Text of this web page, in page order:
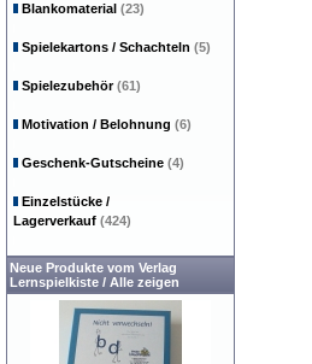
Blankomaterial (23)
Spielekartons / Schachteln (5)
Spielezubehör(61)
Motivation / Belohnung (6)
Geschenk-Gutscheine (4)
Einzelstücke /
Lagerverkauf (424)
Neue Produkte vom Verlag
Lernspielkiste / Alle zeigen